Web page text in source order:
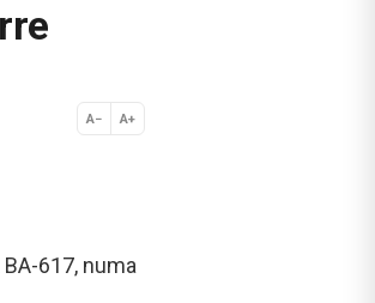
A− A+
Normal
617, numa